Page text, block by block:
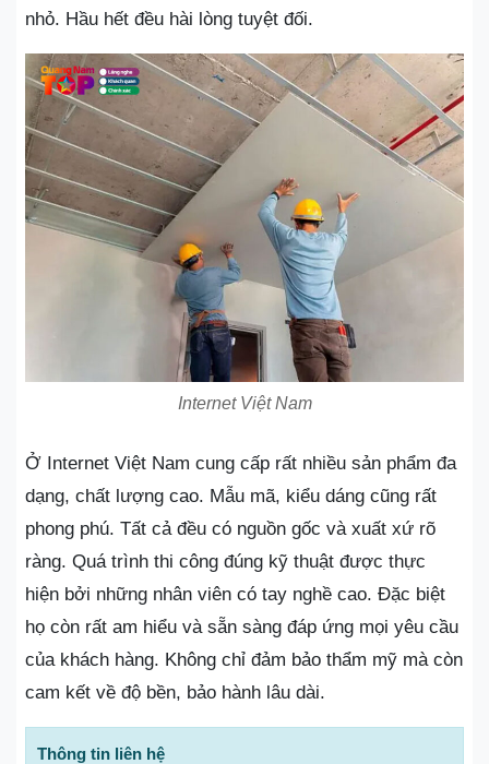
nhỏ. Hầu hết đều hài lòng tuyệt đối.
Internet Việt Nam
Ở Internet Việt Nam cung cấp rất nhiều sản phẩm đa
dạng, chất lượng cao. Mẫu mã, kiểu dáng cũng rất
phong phú. Tất cả đều có nguồn gốc và xuất xứ rõ
ràng. Quá trình thi công đúng kỹ thuật được thực
hiện bởi những nhân viên có tay nghề cao. Đặc biệt
họ còn rất am hiểu và sẵn sàng đáp ứng mọi yêu cầu
của khách hàng. Không chỉ đảm bảo thẩm mỹ mà còn
cam kết về độ bền, bảo hành lâu dài.
Thông tin liên hệ